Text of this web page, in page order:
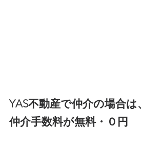
YAS不動産で仲介の場合は、
仲介手数料が無料・０円